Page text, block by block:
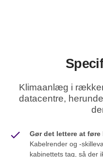
Klimaanlæg i
datacentre,
Gør det lettere at
Kabelrender og -
kabinettets tag, så der